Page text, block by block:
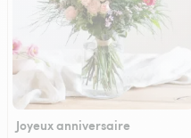
Joyeux anniversaire